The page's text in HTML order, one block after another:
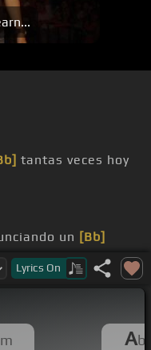
tantas veces hoy
un [Bb]
el[G]amor
Lyrics On
m Ab